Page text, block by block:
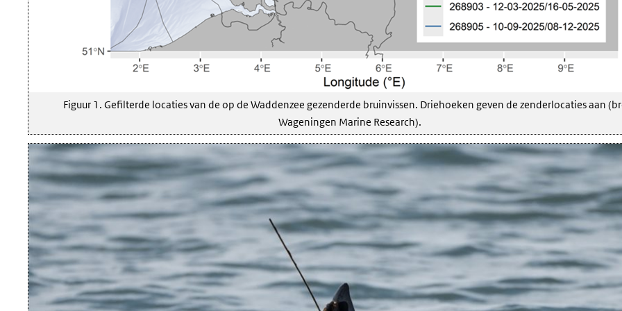
Figuur 1. Gefilterde locaties van de op de Waddenzee gezenderde bruinvissen. Driehoeken geven de zenderlocaties aan
Wageningen Marine Research).